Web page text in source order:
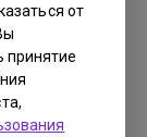
от
принятие